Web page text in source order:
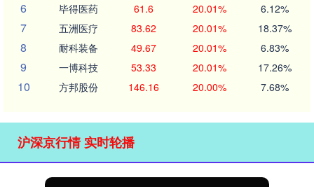
6 毕得医药 61.6 20.01% 6.12%
7 五洲医疗 83.62 20.01% 18.37%
8 耐科装备 49.67 20.01% 6.83%
9 一博科技 53.33 20.01% 17.26%
10 方邦股份 146.16 20.00% 7.68%
沪深京行情 实时轮播